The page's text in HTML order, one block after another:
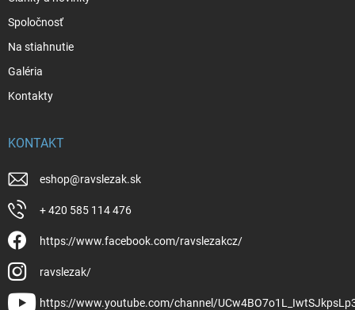
Spoločnosť
Na stiahnutie
Galéria
Kontakty
KONTAKT
eshop@ravslezak.sk
+ 420 585 114 476
https://www.facebook.com/ravslezakcz/
ravslezak/
https://www.youtube.com/channel/